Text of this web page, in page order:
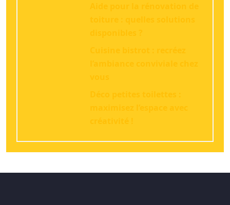
Aide pour la rénovation de
toiture : quelles solutions
disponibles ?
Cuisine bistrot : recréez
l’ambiance conviviale chez
vous
Déco petites toilettes :
maximisez l’espace avec
créativité !